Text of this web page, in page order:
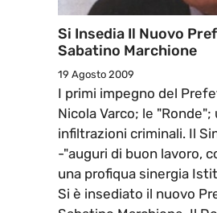
Si Insedia Il Nuovo
Sabatino Marchione
19 Agosto 2009
I primi impegno del
Nicola Varco; le
infiltrazioni criminali. Il
-"auguri di buon lavoro,
una profiqua sinergia
Si è insediato il nuovo